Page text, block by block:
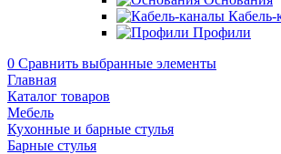
Кабель-
Профили
0 Сравнить выбранные элементы
Главная
Каталог товаров
Мебель
Кухонные и барные стулья
Барные стулья